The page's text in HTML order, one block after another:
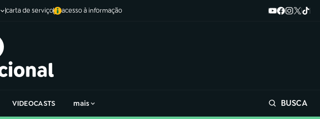
carta de serviço acesso à informação
VIDEOCASTS mais BUSCA